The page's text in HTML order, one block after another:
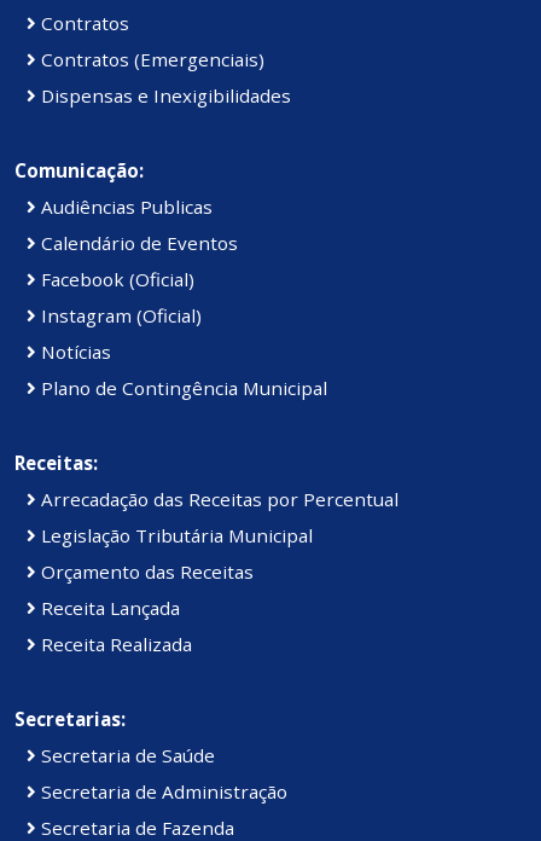
Contratos
Contratos (Emergenciais)
Dispensas e Inexigibilidades
Comunicação:
Audiências Publicas
Calendário de Eventos
Facebook (Oficial)
Instagram (Oficial)
Notícias
Plano de Contingência Municipal
Receitas:
Arrecadação das Receitas por Percentual
Legislação Tributária Municipal
Orçamento das Receitas
Receita Lançada
Receita Realizada
Secretarias:
Secretaria de Saúde
Secretaria de Administração
Secretaria de Fazenda